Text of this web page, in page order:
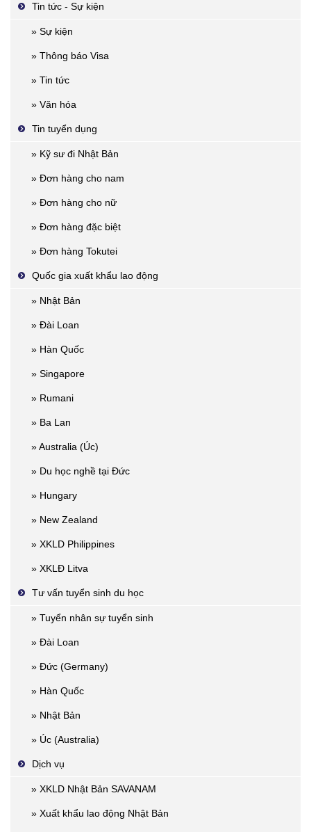
Tin tức - Sự kiện
» Sự kiện
» Thông báo Visa
» Tin tức
» Văn hóa
Tin tuyển dụng
» Kỹ sư đi Nhật Bản
» Đơn hàng cho nam
» Đơn hàng cho nữ
» Đơn hàng đặc biệt
» Đơn hàng Tokutei
Quốc gia xuất khẩu lao động
» Nhật Bản
» Đài Loan
» Hàn Quốc
» Singapore
» Rumani
» Ba Lan
» Australia (Úc)
» Du học nghề tại Đức
» Hungary
» New Zealand
» XKLD Philippines
» XKLĐ Litva
Tư vấn tuyển sinh du học
» Tuyển nhân sự tuyển sinh
» Đài Loan
» Đức (Germany)
» Hàn Quốc
» Nhật Bản
» Úc (Australia)
Dịch vụ
» XKLD Nhật Bản SAVANAM
» Xuất khẩu lao động Nhật Bản